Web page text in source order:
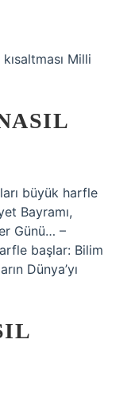
Milli
büyük harfle
Bayramı,
Günü… –
başlar: Bilim
Dünya’yı